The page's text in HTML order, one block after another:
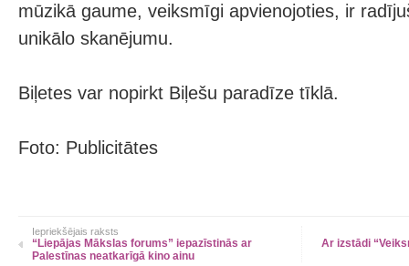
mūzikā gaume, veiksmīgi apvienojoties, ir
unikālo skanējumu.
Biļetes var nopirkt Biļešu paradīze tīklā.
Foto: Publicitātes
Iepriekšējais raksts
“Liepājas Mākslas forums” iepazīstinās ar
Palestīnas neatkarīgā kino ainu
Ar izstādi